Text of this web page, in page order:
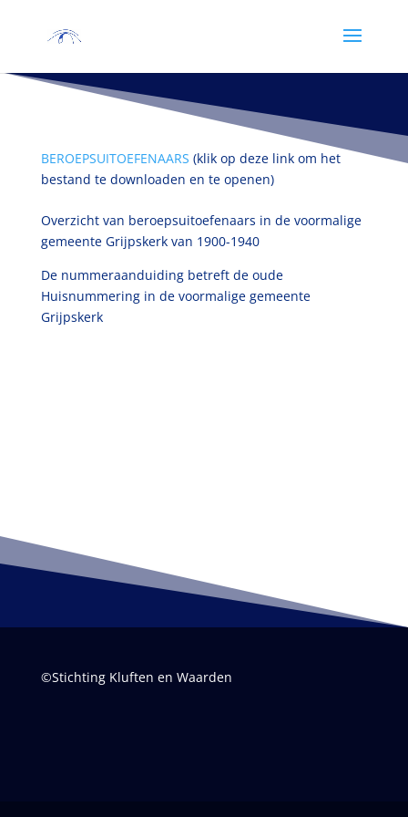
BEROEPSUITOEFENAARS (klik op deze link om het
bestand te downloaden en te openen)
Overzicht van beroepsuitoefenaars in de voormalige
gemeente Grijpskerk van 1900-1940
De nummeraanduiding betreft de oude
Huisnummering in de voormalige gemeente
Grijpskerk
©Stichting Kluften en Waarden